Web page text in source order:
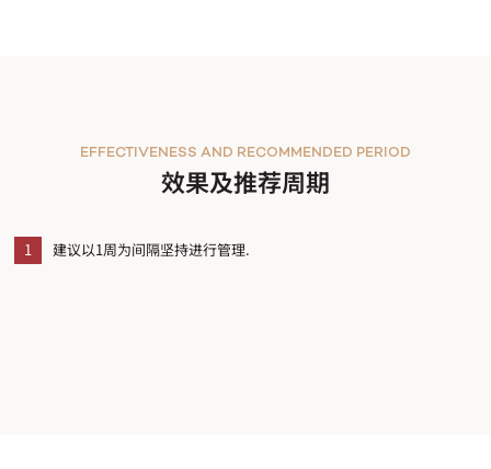
效果及推荐周期
EFFECTIVENESS AND RECOMMENDED PERIOD
1 建议以1周为间隔坚持进行管理.